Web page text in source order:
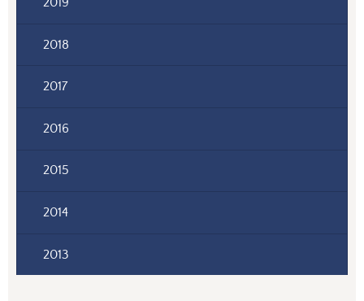
2018
2017
2016
2015
2014
2013